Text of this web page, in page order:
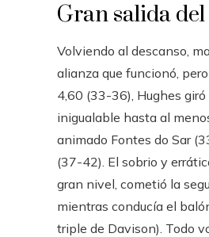
Gran salida
Volviendo al descanso,
alianza que funcionó,
4,60 (33-36), Hughes
inigualable hasta al
animado Fontes do Sar
(37-42). El sobrio y
gran nivel, cometió la
mientras conducía el
triple de Davison). Todo